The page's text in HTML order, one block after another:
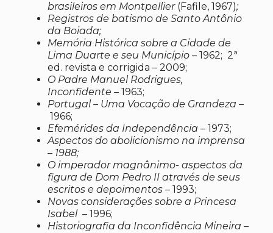
brasileiros em Montpellier (Fafile, 1967);
Registros de batismo de Santo Antônio
da Boiada;
Memória Histórica sobre a Cidade de
Lima Duarte e seu Município – 1962; 2ª
ed. revista e corrigida – 2009;
O Padre Manuel Rodrigues,
Inconfidente – 1963;
Portugal – Uma Vocação de Grandeza –
1966;
Efemérides da Independência – 1973;
Aspectos do abolicionismo na imprensa
– 1988;
O imperador magnânimo- aspectos da
figura de Dom Pedro II através de seus
escritos e depoimentos – 1993;
Novas considerações sobre a Princesa
Isabel – 1996;
Historiografia da Inconfidência Mineira –